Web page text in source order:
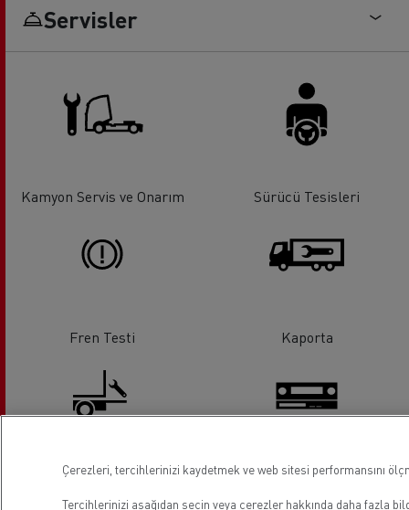
Servisler
Kamyon Servis ve Onarım Sürücü Tesisleri
Fren Testi Kaporta
Kuyruk lifti servis ve onarım Takograf
Çerezleri, tercihlerinizi kaydetmek ve web sitesi performansını
Tercihlerinizi aşağıdan seçin veya çerezler hakkında daha fazla